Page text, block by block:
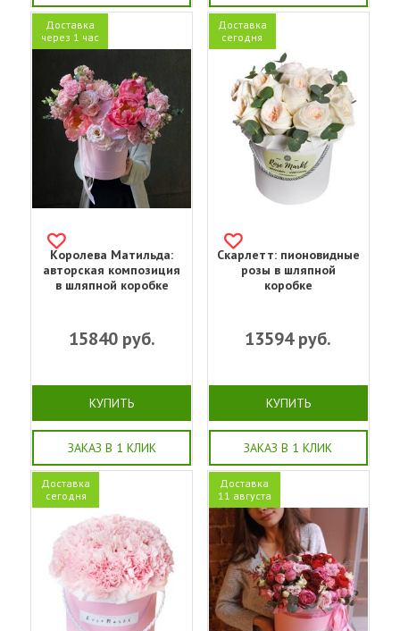
Доставка
через 1 час
Королева Матильда:
авторская композиция
в шляпной коробке
15840руб.
КУПИТЬ
ЗАКАЗ В 1 КЛИК
Доставка
сегодня
Скарлетт: пионовидные
розы в шляпной
коробке
13594руб.
КУПИТЬ
ЗАКАЗ В 1 КЛИК
Доставка
сегодня
Доставка
11 августа